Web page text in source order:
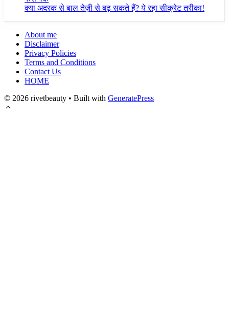
क्या अदरक से बाल तेज़ी से बढ़ सकते हैं? ये रहा सीक्रेट तरीका!
About me
Disclaimer
Privacy Policies
Terms and Conditions
Contact Us
HOME
© 2026 rivetbeauty • Built with GeneratePress